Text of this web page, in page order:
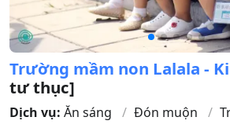
Trường mầm non Lalala -
tư thục]
Dịch vụ: Ăn sáng Đón muộn